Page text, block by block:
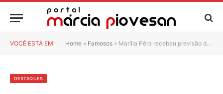
VOCÊ ESTÁ EM: Home » Famosos » Marília Pêra recebeu previsão de “seis meses de vida” antes de morrer, revela irmã
DESTAQUES